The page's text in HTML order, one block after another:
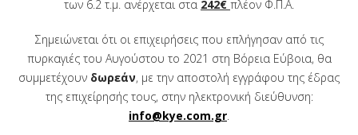
των 6.2 τ.μ. ανέρχεται στα 242€ πλέον Φ.Π.Α.
Σημειώνεται ότι οι επιχειρήσεις που επλήγησαν από τις
πυρκαγιές του Αυγούστου το 2021 στη Βόρεια Εύβοια, θα
συμμετέχουν δωρεάν, με την αποστολή εγγράφου της έδρας
της επιχείρησής τους, στην ηλεκτρονική διεύθυνση:
info@kye.com.gr